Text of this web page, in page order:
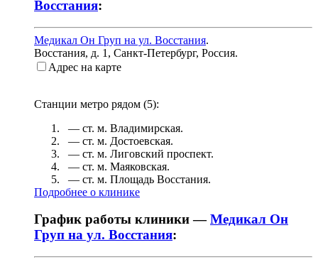
Восстания:
Медикал Он Груп на ул. Восстания.
Восстания, д. 1 , Санкт-Петербург, Россия.
Адрес на карте
Станции метро рядом (5):
— ст. м. Владимирская.
— ст. м. Достоевская.
— ст. м. Лиговский проспект.
— ст. м. Маяковская.
— ст. м. Площадь Восстания.
Подробнее о клинике
График работы клиники —Медикал Он
Груп на ул. Восстания: